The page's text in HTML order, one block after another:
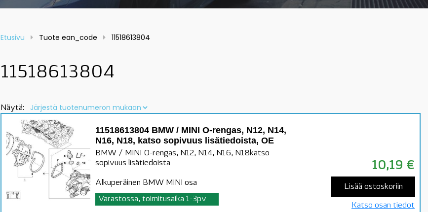
Etusivu Tuote ean_code 11518613804
11518613804
Näytä:
11518613804 BMW / MINI O-rengas, N12, N14,
N16, N18, katso sopivuus lisätiedoista, OE
BMW / MINI O-rengas, N12, N14, N16, N18katso
sopivuus lisätiedoista
Alkuperäinen BMW MINI osa
Varastossa, toimitusaika 1-3pv
10,19 €
Lisää ostoskoriin
Katso osan tiedot